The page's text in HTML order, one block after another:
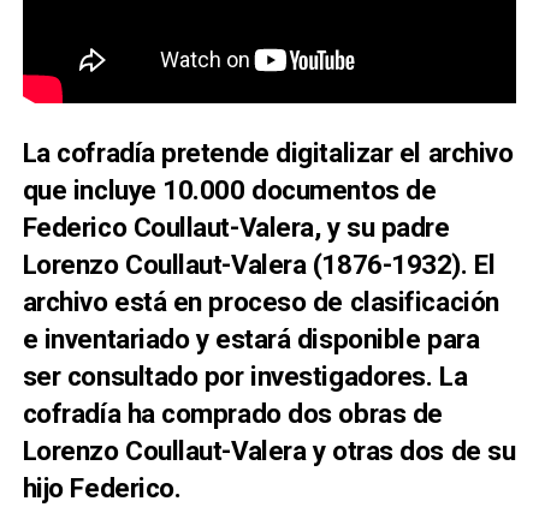
La cofradía pretende digitalizar el archivo
que incluye 10.000 documentos de
Federico Coullaut-Valera, y su padre
Lorenzo Coullaut-Valera (1876-1932). El
archivo está en proceso de clasificación
e inventariado y estará disponible para
ser consultado por investigadores. La
cofradía ha compradodos obras de
Lorenzo Coullaut-Valera y otras dos de su
hijo Federico.